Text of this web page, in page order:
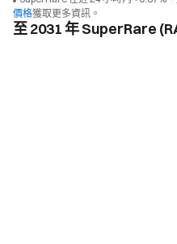
價格獲取更多資訊。
至 2031 年 SuperRare